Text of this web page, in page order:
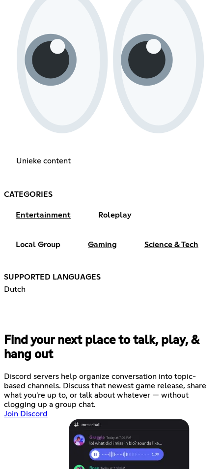
Unieke content
CATEGORIES
Entertainment Roleplay
Local Group Gaming Science & Tech
SUPPORTED LANGUAGES
Dutch
Find your next place to talk, play, &
hang out
Discord servers help organize conversation into topic-
based channels. Discuss that newest game release, share
what you're up to, or talk about whatever — without
clogging up a group chat.
Join Discord